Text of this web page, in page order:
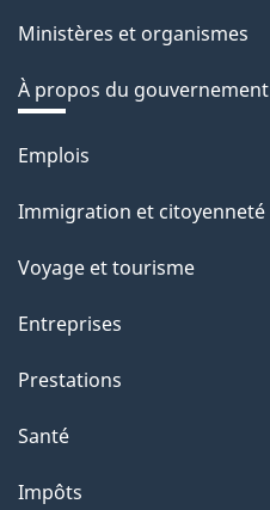
Ministères et organismes
À propos du gouvernement
Thèmes
sujets
Emplois
Immigration et citoyenneté
Voyage et tourisme
Entreprises
Prestations
Santé
Impôts